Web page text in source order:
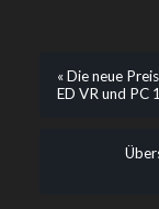
« Die neue
ED VR und PC